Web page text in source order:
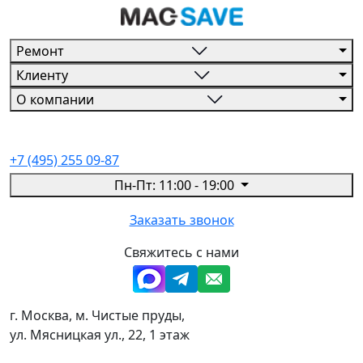
Ремонт
Клиенту
О компании
+7 (495) 255 09-87
Пн-Пт: 11:00 - 19:00
Заказать звонок
Свяжитесь с нами
г. Москва, м. Чистые пруды,
ул. Мясницкая ул., 22, 1 этаж